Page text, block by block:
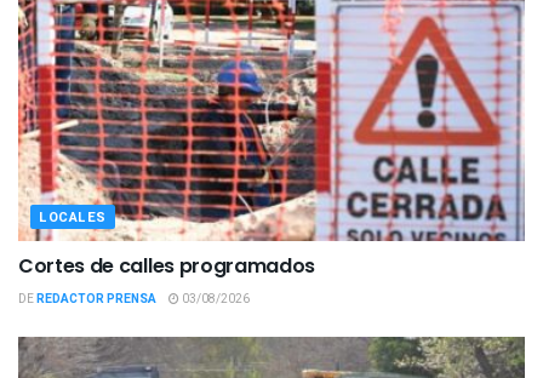
LOCALES
Cortes de calles programados
DEREDACTOR PRENSA 03/08/2026